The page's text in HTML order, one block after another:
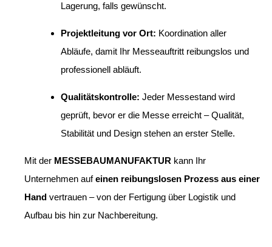
Lagerung, falls gewünscht.
Projektleitung vor Ort: Koordination aller
Abläufe, damit Ihr Messeauftritt reibungslos und
professionell abläuft.
Qualitätskontrolle: Jeder Messestand wird
geprüft, bevor er die Messe erreicht – Qualität,
Stabilität und Design stehen an erster Stelle.
Mit der MESSEBAUMANUFAKTUR kann Ihr
Unternehmen aufeinen reibungslosen Prozess aus einer
Hand vertrauen – von der Fertigung über Logistik und
Aufbau bis hin zur Nachbereitung.